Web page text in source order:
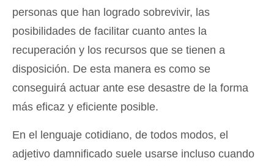
personas que han logrado sobrevivir, las
posibilidades de facilitar cuanto antes la
recuperación y los recursos que se tienen a
disposición. De esta manera es como se
conseguirá actuar ante ese desastre de la forma
más eficaz y eficiente posible.
En el lenguaje cotidiano, de todos modos, el
adjetivo damnificado suele usarse incluso cuando